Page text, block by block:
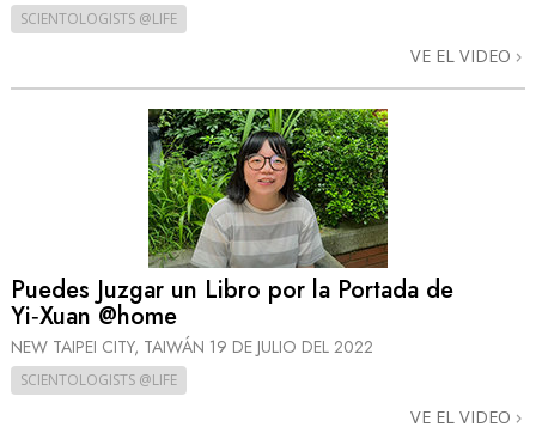
SCIENTOLOGISTS @LIFE
VE EL VIDEO
Puedes Juzgar un Libro por la Portada de
Yi‑Xuan @home
NEW TAIPEI CITY, TAIWÁN 19 DE JULIO DEL 2022
SCIENTOLOGISTS @LIFE
VE EL VIDEO